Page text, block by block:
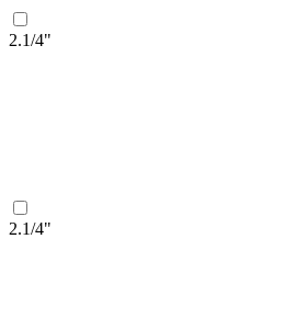
2.1/4"
2.1/4"